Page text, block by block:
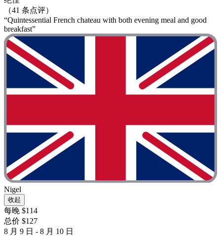
（41 条点评）
“Quintessential French chateau with both evening meal and good
breakfast”
Nigel
收起
每晚 $114
总价 $127
8 月 9 日 - 8 月 10 日